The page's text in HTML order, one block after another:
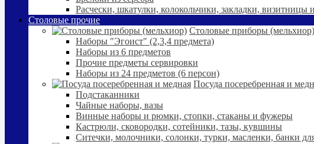
Расчески, шкатулки, колокольчики, закладки, визитницы
Столовые прочие
Столовые приборы (мельхиор)
Наборы "Эгоист" (2,3,4 предмета)
Наборы из 6 предметов
Прочие предметы сервировки
Наборы из 24 предметов (6 персон)
Посуда посеребренная и
Подстаканники
Чайные наборы, вазы
Винные наборы и рюмки, стопки, стаканы и фужеры
Кастрюли, сковородки, сотейники, тазы, кувшины
Ситечки, молочники, солонки, турки, масленки, банки